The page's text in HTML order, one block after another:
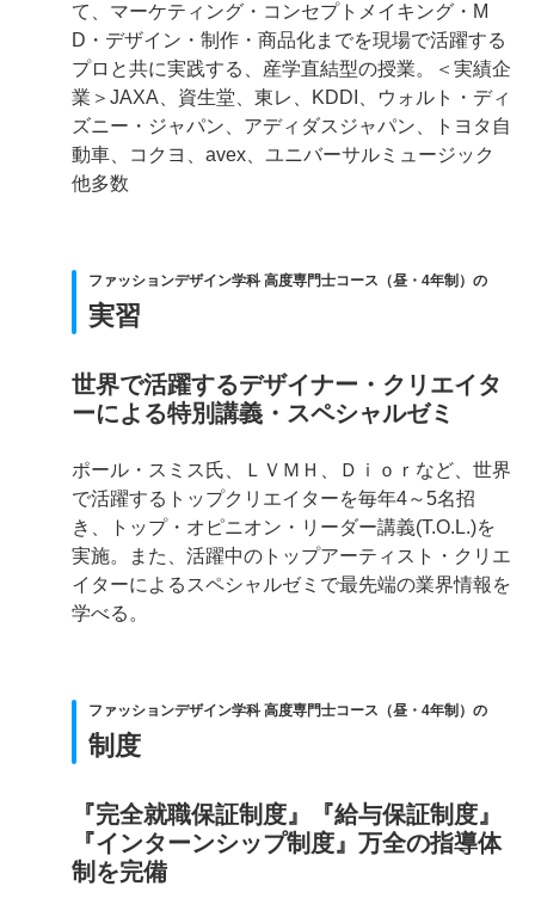
て、マーケティング・コンセプトメイキング・M
D・デザイン・制作・商品化までを現場で活躍する
プロと共に実践する、産学直結型の授業。＜実績企
業＞JAXA、資生堂、東レ、KDDI、ウォルト・ディ
ズニー・ジャパン、アディダスジャパン、トヨタ自
動車、コクヨ、avex、ユニバーサルミュージック
他多数
ファッションデザイン学科 高度専門士コース（昼・4年制）の
実習
世界で活躍するデザイナー・クリエイタ
ーによる特別講義・スペシャルゼミ
ポール・スミス氏、ＬＶＭＨ、Ｄｉｏｒなど、世界
で活躍するトップクリエイターを毎年4～5名招
き、トップ・オピニオン・リーダー講義(T.O.L.)を
実施。また、活躍中のトップアーティスト・クリエ
イターによるスペシャルゼミで最先端の業界情報を
学べる。
ファッションデザイン学科 高度専門士コース（昼・4年制）の
制度
『完全就職保証制度』『給与保証制度』
『インターンシップ制度』万全の指導体
制を完備